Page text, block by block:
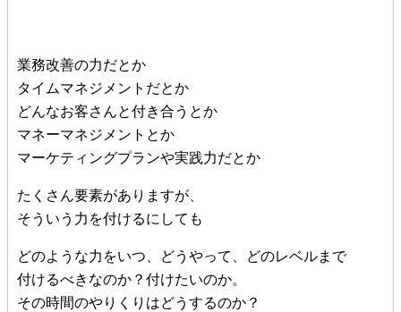
業務改善の力だとか
タイムマネジメントだとか
どんなお客さんと付き合うとか
マネーマネジメントとか
マーケティングプランや実践力だとか
たくさん要素がありますが、
そういう力を付けるにしても
どのような力をいつ、どうやって、どのレベルまで
付けるべきなのか？付けたいのか。
その時間のやりくりはどうするのか？